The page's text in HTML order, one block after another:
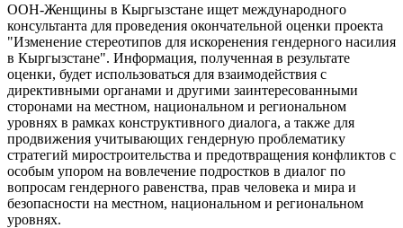
ООН-Женщины в Кыргызстане ищет международного
консультанта для проведения окончательной оценки проекта
"Изменение стереотипов для искоренения гендерного насилия
в Кыргызстане". Информация, полученная в результате
оценки, будет использоваться для взаимодействия с
директивными органами и другими заинтересованными
сторонами на местном, национальном и региональном
уровнях в рамках конструктивного диалога, а также для
продвижения учитывающих гендерную проблематику
стратегий миростроительства и предотвращения конфликтов с
особым упором на вовлечение подростков в диалог по
вопросам гендерного равенства, прав человека и мира и
безопасности на местном, национальном и региональном
уровнях.